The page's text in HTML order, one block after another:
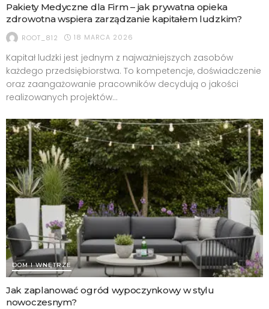
Pakiety Medyczne dla Firm – jak prywatna opieka
zdrowotna wspiera zarządzanie kapitałem ludzkim?
ROOT_812 18 MARCA 2026
Kapitał ludzki jest jednym z najważniejszych zasobów
każdego przedsiębiorstwa. To kompetencje, doświadczenie
oraz zaangażowanie pracowników decydują o jakości
realizowanych projektów...
DOM I WNĘTRZE
Jak zaplanować ogród wypoczynkowy w stylu
nowoczesnym?